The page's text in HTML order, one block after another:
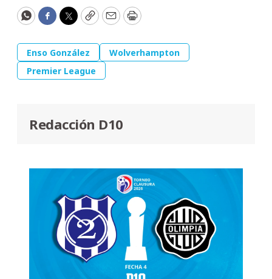
WhatsApp
Facebook
Twitter
CopyEmailPrint
Enso González
Wolverhampton
Premier League
Redacción D10